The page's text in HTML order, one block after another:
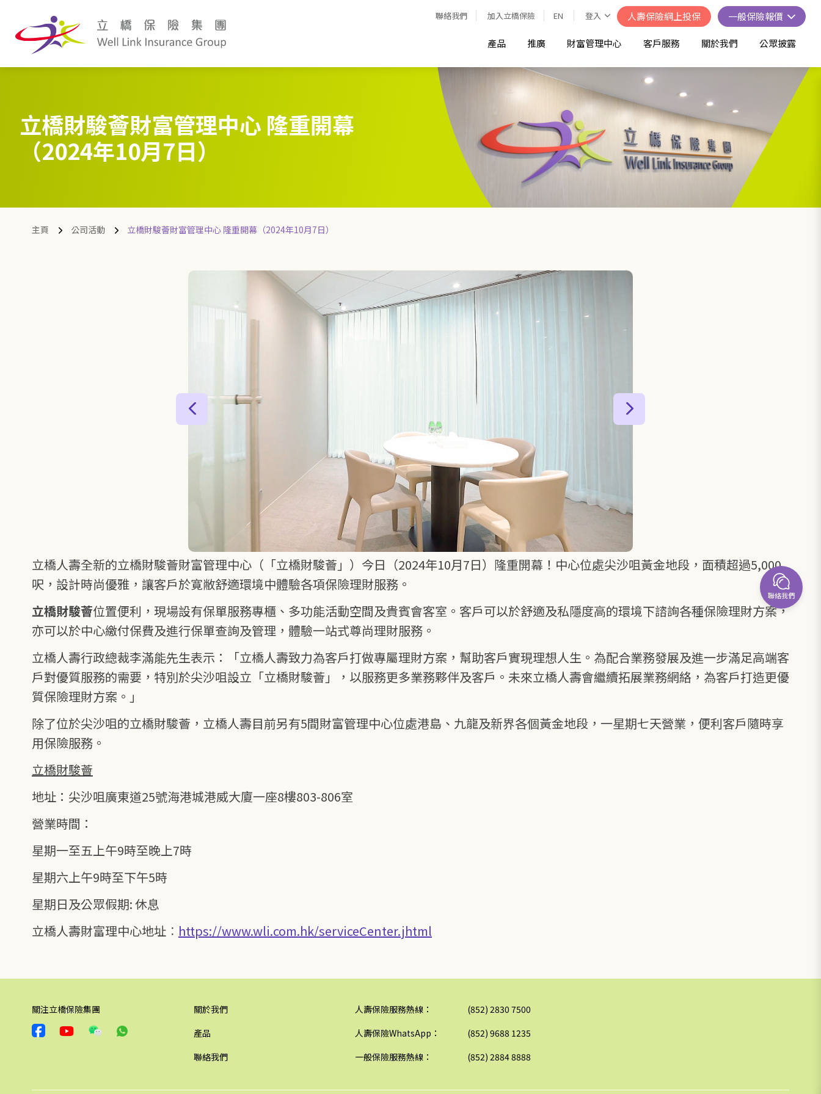
聯絡我們 加入立橋保險 EN 登入 人壽保險網上投保 一般保險報價
產品 推廣 財富管理中心 客戶服務 關於我們 公眾披露
立橋財駿薈財富管理中心 隆重開幕
（2024年10月7日）
主頁 公司活動 立橋財駿薈財富管理中心 隆重開幕（2024年10月7日）
立橋人壽全新的立橋財駿薈財富管理中心（「立橋財駿薈」）今日（2024年10月7日）隆重開幕！中心位處尖沙咀黃金地段，面積超過5,000
呎，設計時尚優雅，讓客戶於寛敝舒適環境中體驗各項保險理財服務。
立橋財駿薈位置便利，現場設有保單服務專櫃、多功能活動空間及貴賓會客室。客戶可以於舒適及私隱度高的環境下諮詢各種保險理財方案，
亦可以於中心繳付保費及進行保單查詢及管理，體驗一站式尊尚理財服務。
立橋人壽行政總裁李滿能先生表示：「立橋人壽致力為客戶打做專屬理財方案，幫助客戶實現理想人生。為配合業務發展及進一步滿足高端客
戶對優質服務的需要，特別於尖沙咀設立「立橋財駿薈」，以服務更多業務夥伴及客戶。未來立橋人壽會繼續拓展業務網絡，為客戶打造更優
質保險理財方案。」
除了位於尖沙咀的立橋財駿薈，立橋人壽目前另有5間財富管理中心位處港島、九龍及新界各個黃金地段，一星期七天營業，便利客戶隨時享
用保險服務。
立橋財駿薈
地址：尖沙咀廣東道25號海港城港威大廈一座8樓803-806室
營業時間：
星期一至五上午9時至晚上7時
星期六上午9時至下午5時
星期日及公眾假期: 休息
立橋人壽財富理中心地址︰ https://www.wli.com.hk/serviceCenter.jhtml
關注立橋保險集團
關於我們
產品
聯絡我們
人壽保險服務熱線：
(852) 2830 7500
人壽保險WhatsApp：
(852) 9688 1235
一般保險服務熱線：
(852) 2884 8888
聯絡我們